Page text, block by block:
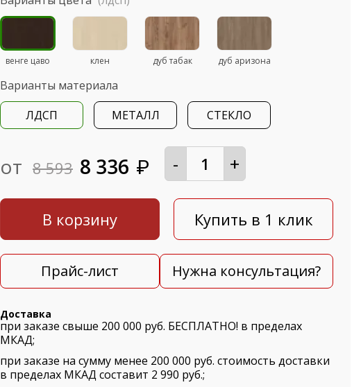
венге цаво клен дуб табак дуб аризона
Варианты материала
ЛДСП
МЕТАЛЛ СТЕКЛО
от 8 593 8 336 ₽ - +
В корзину Купить в 1 клик
Прайс-лист Нужна консультация?
Доставка
при заказе свыше 200 000 руб. БЕСПЛАТНО! в пределах
МКАД;
при заказе на сумму менее 200 000 руб. стоимость доставки
в пределах МКАД составит 2 990 руб.;